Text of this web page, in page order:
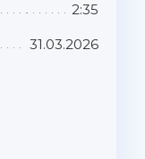
2:35
31.03.2026